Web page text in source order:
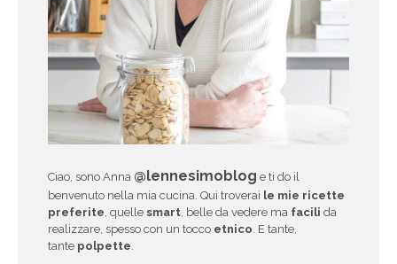
Ciao, sono Anna @lennesimoblog e ti do il
benvenuto nella mia cucina. Qui troverai le mie ricette
preferite , quelle smart , belle da vedere ma facili da
realizzare, spesso con un tocco etnico . E tante,
tante polpette